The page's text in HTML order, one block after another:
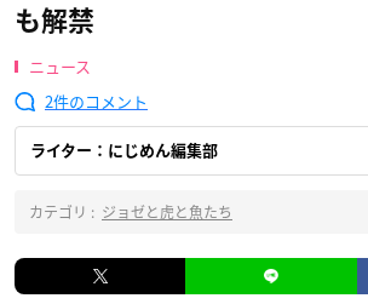
も解禁
ニュース
2
ライター：にじめん編集部
カテゴリ : ジョゼと虎と魚たち